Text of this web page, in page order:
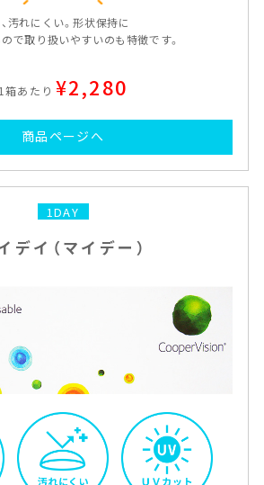
汚れにくい。形状保持に
で取り扱いやすいのも特徴です。
1箱あたり ¥2,280
商品ページへ
1DAY
デイ（マイデー）